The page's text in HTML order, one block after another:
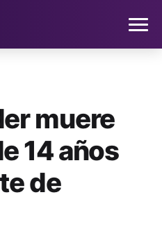
SOMOS
muere
14 años
de